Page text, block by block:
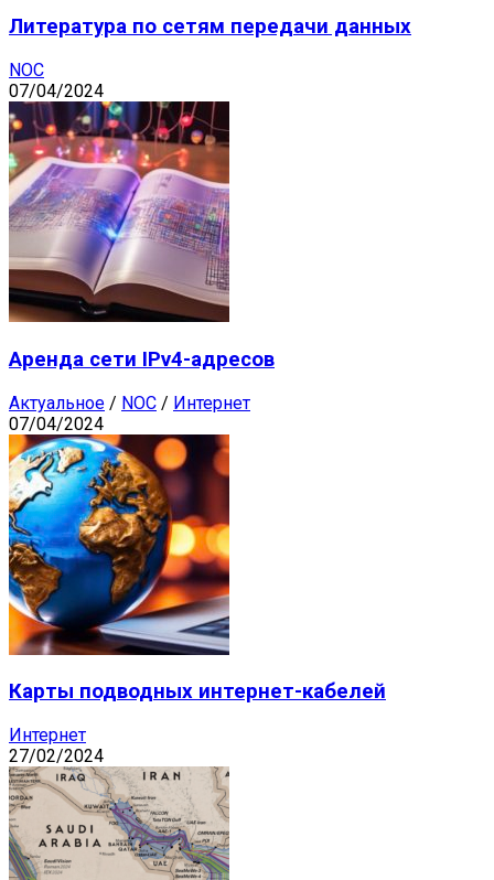
Литература по сетям передачи данных
NOC
07/04/2024
Аренда сети IPv4-адресов
Актуальное / NOC / Интернет
07/04/2024
Карты подводных интернет-кабелей
Интернет
27/02/2024